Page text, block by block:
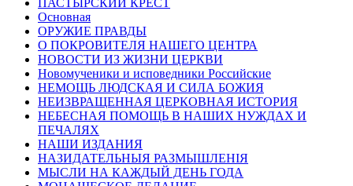
ПАСТЫРСКИЙ КРЕСТ
Основная
ОРУЖИЕ ПРАВДЫ
О ПОКРОВИТЕЛЯ НАШЕГО ЦЕНТРА
НОВОСТИ ИЗ ЖИЗНИ ЦЕРКВИ
Новомученики и исповедники Российские
НЕМОЩЬ ЛЮДСКАЯ И СИЛА БОЖИЯ
НЕИЗВРАЩЕННАЯ ЦЕРКОВНАЯ ИСТОРИЯ
НЕБЕСНАЯ ПОМОЩЬ В НАШИХ НУЖДАХ И
ПЕЧАЛЯХ
НАШИ ИЗДАНИЯ
НАЗИДАТЕЛЬНЫЯ РАЗМЫШЛЕНІЯ
МЫСЛИ НА КАЖДЫЙ ДЕНЬ ГОДА